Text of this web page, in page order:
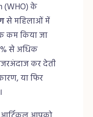
(WHO) के
से महिलाओं में
कम किया जा
से अधिक
कर देती
या फिर